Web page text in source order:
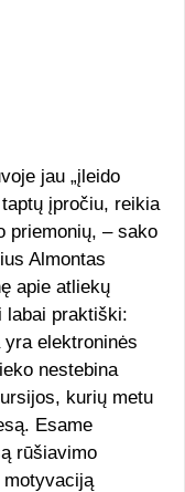
jau „įleido
įpročiu, reikia
priemonių, – sako
Almontas
apie atliekų
labai praktiški:
elektroninės
nestebina
kurių metu
Esame
rūšiavimo